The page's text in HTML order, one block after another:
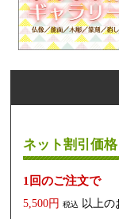
ネット割引価格
1回のご注文で
5,500円 税込 以上の